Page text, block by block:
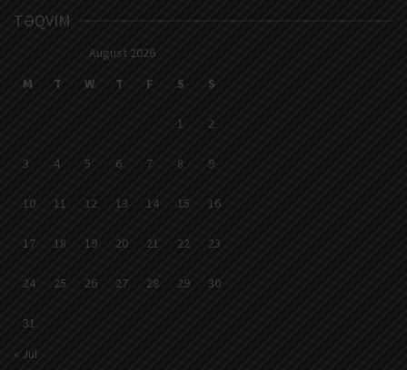
TƏQVIM
August 2026
M
T W T F S S
1 2
3 4 5 6 7 8 9
10 11 12 13 14 15 16
17 18 19 20 21 22 23
24 25 26 27 28 29 30
31
« Jul